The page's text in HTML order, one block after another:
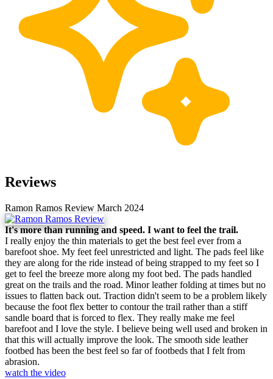
Reviews
Ramon Ramos Review March 2024
It's more than running and speed. I want to feel the trail.
I really enjoy the thin materials to get the best feel ever from a
barefoot shoe. My feet feel unrestricted and light. The pads feel like
they are along for the ride instead of being strapped to my feet so I
get to feel the breeze more along my foot bed. The pads handled
great on the trails and the road. Minor leather folding at times but no
issues to flatten back out. Traction didn't seem to be a problem likely
because the foot flex better to contour the trail rather than a stiff
sandle board that is forced to flex. They really make me feel
barefoot and I love the style. I believe being well used and broken in
that this will actually improve the look. The smooth side leather
footbed has been the best feel so far of footbeds that I felt from
abrasion.
watch the video